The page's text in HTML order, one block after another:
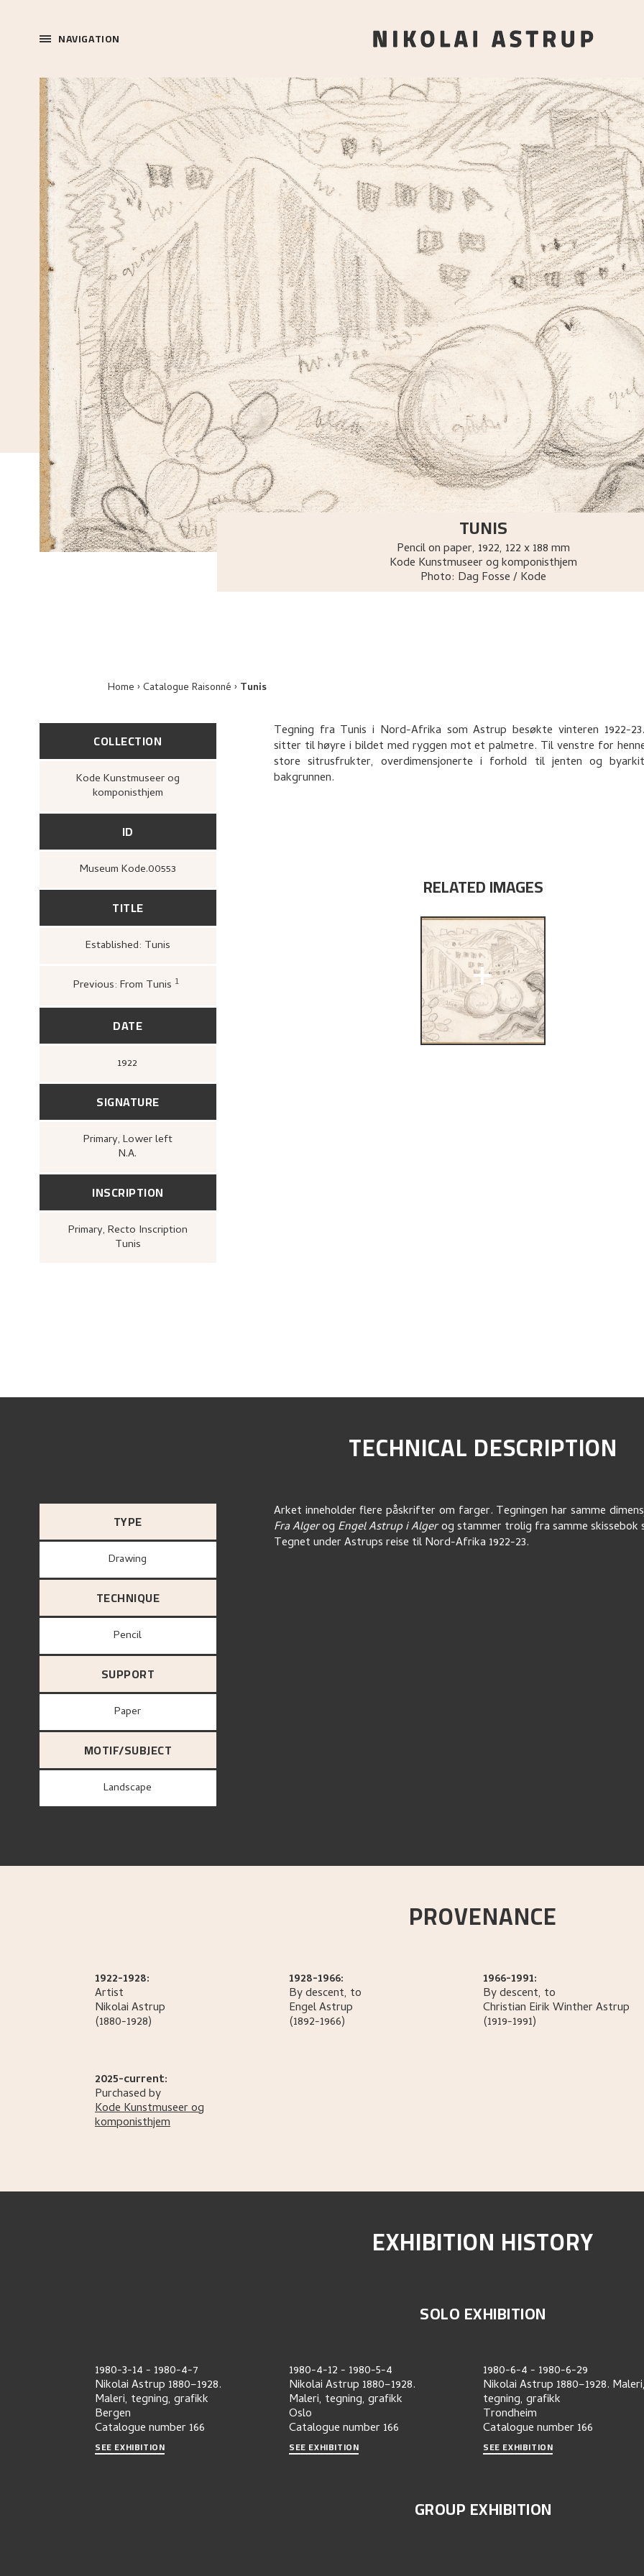
NAVIGATION
TUNIS
Pencil on paper, 1922, 122 x 188 mm
Kode Kunstmuseer og komponisthjem
Photo: Dag Fosse / Kode
Home Catalogue Raisonné Tunis
COLLECTION
Kode Kunstmuseer og
komponisthjem
ID
Museum Kode.00553
TITLE
Established: Tunis
Previous: From Tunis 1
A/S John Griegs Boktrykkeri, Bergens
DATE
1922
SIGNATURE
Primary, Lower left
N.A.
INSCRIPTION
Primary, Recto Inscription
Tunis
Tegning fra Tunis i Nord-Afrika som Astrup besøkte vinteren 1922-
sitter til høyre i bildet med ryggen mot et palmetre. Til venstre for
store sitrusfrukter, overdimensjonerte i forhold til jenten og
bakgrunnen.
RELATED IMAGES
+
TECHNICAL DESCRIPTION
TYPE
Drawing
TECHNIQUE
Pencil
SUPPORT
paper
MOTIF/SUBJECT
Landscape
Arket inneholder flere påskrifter om farger. Tegningen har samme
Fra Algerog Engel Astrup i Algerog stammer trolig fra samme skissebok
Tegnet under Astrups reise til Nord-Afrika 1922-23.
PROVENANCE
1922-1928:
Artist
NikolaiAstrup
(1880-1928)
1928-1966:
By descent, to
EngelAstrup
(1892-1966)
1966-1991:
By descent, to
Christian Eirik WintherAstrup
(1919-1991)
2025-current:
Purchased by
Kode Kunstmuseer og
komponisthjem
EXHIBITION HISTORY
SOLO EXHIBITION
1980-3-14- 1980-4-7
Nikolai Astrup 1880–1928.
Maleri, tegning, grafikk
Bergen
Catalogue number166
SEE EXHIBITION
1980-4-12- 1980-5-4
Nikolai Astrup 1880–1928.
Maleri, tegning, grafikk
Oslo
Catalogue number166
SEE EXHIBITION
1980-6-4- 1980-6-29
Nikolai Astrup 1880–1928.
tegning, grafikk
Trondheim
Catalogue number166
SEE EXHIBITION
GROUP EXHIBITION